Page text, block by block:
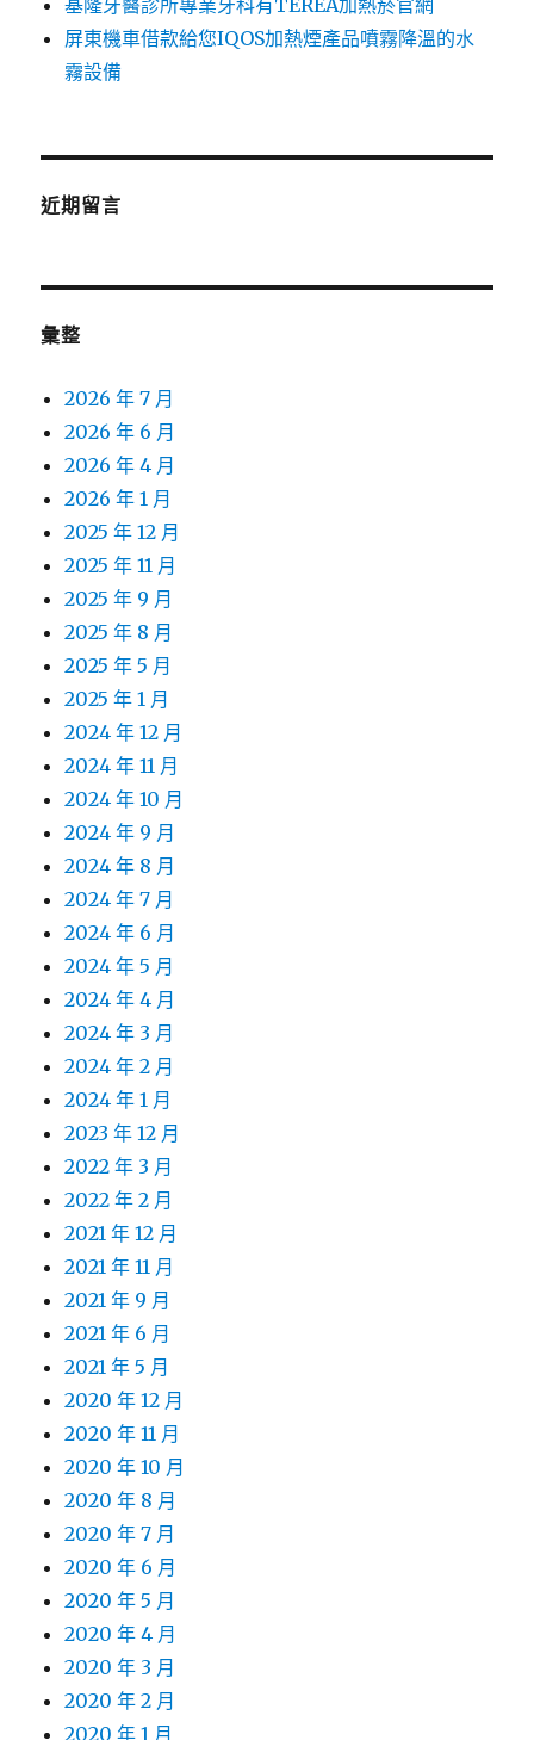
基隆牙醫診所專業牙科有TEREA加熱菸官網
屏東機車借款給您IQOS加熱煙產品噴霧降溫的水
霧設備
近期留言
彙整
2026 年 7 月
2026 年 6 月
2026 年 4 月
2026 年 1 月
2025 年 12 月
2025 年 11 月
2025 年 9 月
2025 年 8 月
2025 年 5 月
2025 年 1 月
2024 年 12 月
2024 年 11 月
2024 年 10 月
2024 年 9 月
2024 年 8 月
2024 年 7 月
2024 年 6 月
2024 年 5 月
2024 年 4 月
2024 年 3 月
2024 年 2 月
2024 年 1 月
2023 年 12 月
2022 年 3 月
2022 年 2 月
2021 年 12 月
2021 年 11 月
2021 年 9 月
2021 年 6 月
2021 年 5 月
2020 年 12 月
2020 年 11 月
2020 年 10 月
2020 年 8 月
2020 年 7 月
2020 年 6 月
2020 年 5 月
2020 年 4 月
2020 年 3 月
2020 年 2 月
2020 年 1 月